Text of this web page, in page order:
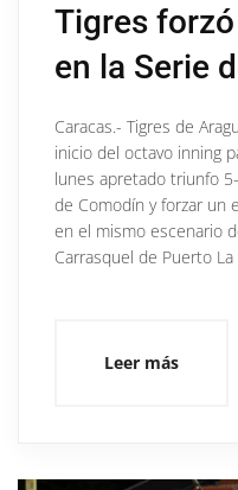
Tigres
en la Serie
Caracas.- Tigres de
inicio del octavo inning
lunes apretado triunfo
de Comodín y forzar un
en el mismo escenario
Carrasquel de Puerto
Leer más